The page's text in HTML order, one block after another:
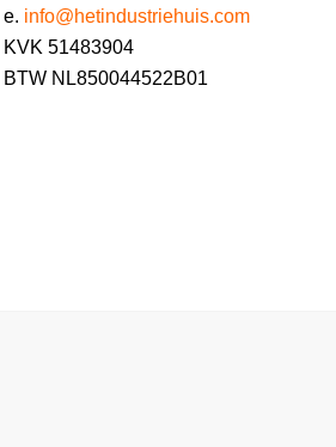
e. info@hetindustriehuis.com
KVK 51483904
BTW NL850044522B01